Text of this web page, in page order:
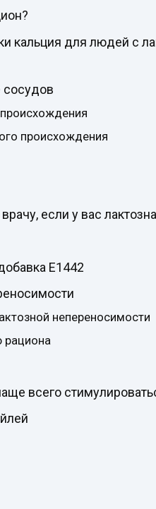
кальция для людей с
сосудов
происхождения
если у вас
Е1442
непереносимости
рациона
всего